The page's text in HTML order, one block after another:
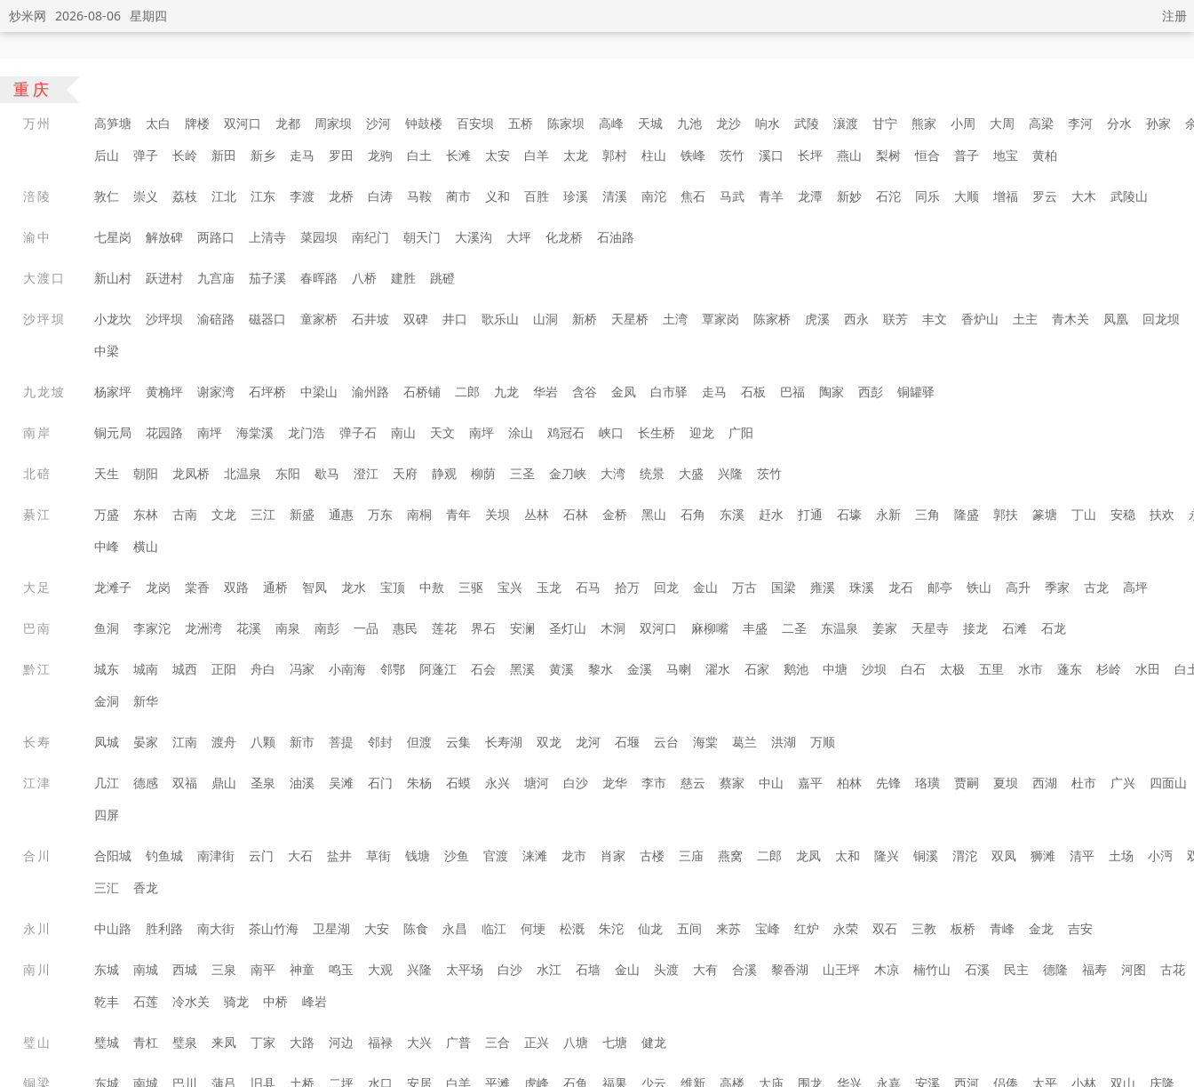
炒米网 2026-08-06 星期四 注册
重庆
万州 高笋塘 太白 牌楼 双河口 龙都 周家坝 沙河 钟鼓楼 百安坝 五桥 陈家坝 高峰 天城 九池 龙沙 响水 武陵 瀼渡 甘宁 熊家 小周 大周 高梁 李河 分水 孙家
后山
弹子 长岭 新田 新乡 走马 罗田 龙驹 白土 长滩 太安 白羊 太龙 郭村 柱山 铁峰 茨竹 溪口 长坪 燕山 梨树 恒合 普子 地宝 黄柏
涪陵 敦仁 崇义 荔枝 江北 江东 李渡 龙桥 白涛 马鞍 蔺市 义和 百胜 珍溪 清溪 南沱 焦石 马武 青羊 龙潭 新妙 石沱 同乐 大顺 增福 罗云 大木 武陵山
渝中 七星岗 解放碑 两路口 上清寺 菜园坝 南纪门 朝天门 大溪沟 大坪 化龙桥 石油路
大渡口 新山村 跃进村 九宫庙 茄子溪 春晖路 八桥 建胜 跳磴
沙坪坝 小龙坎 沙坪坝 渝碚路 磁器口 童家桥 石井坡 双碑 井口 歌乐山 山洞 新桥 天星桥 土湾 覃家岗 陈家桥 虎溪 西永 联芳 丰文 香炉山 土主 青木关 凤凰
回龙坝
中梁
九龙坡 杨家坪 黄桷坪 谢家湾 石坪桥 中梁山 渝州路 石桥铺 二郎 九龙 华岩 含谷 金凤 白市驿 走马 石板 巴福 陶家 西彭 铜罐驿
南岸 铜元局 花园路 南坪 海棠溪 龙门浩 弹子石 南山 天文 南坪 涂山 鸡冠石 峡口 长生桥 迎龙 广阳
北碚 天生 朝阳 龙凤桥 北温泉 东阳 歇马 澄江 天府 静观 柳荫 三圣 金刀峡 大湾 统景 大盛 兴隆 茨竹
綦江 万盛 东林 古南 文龙 三江 新盛 通惠 万东 南桐 青年 关坝 丛林 石林 金桥 黑山 石角 东溪 赶水 打通 石壕 永新 三角 隆盛 郭扶 篆塘 丁山 安稳 扶欢
中峰
横山
大足 龙滩子 龙岗 棠香 双路 通桥 智凤 龙水 宝顶 中敖 三驱 宝兴 玉龙 石马 拾万 回龙 金山 万古 国梁 雍溪 珠溪 龙石 邮亭 铁山 高升 季家 古龙 高坪
巴南 鱼洞 李家沱 龙洲湾 花溪 南泉 南彭 一品 惠民 莲花 界石 安澜 圣灯山 木洞 双河口 麻柳嘴 丰盛 二圣 东温泉 姜家 天星寺 接龙 石滩 石龙
黔江 城东 城南 城西 正阳 舟白 冯家 小南海 邻鄂 阿蓬江 石会 黑溪 黄溪 黎水 金溪 马喇 濯水 石家 鹅池 中塘 沙坝 白石 太极 五里 水市 蓬东 杉岭 水田
白
金洞
新华
长寿 凤城 晏家 江南 渡舟 八颗 新市 菩提 邻封 但渡 云集 长寿湖 双龙 龙河 石堰 云台 海棠 葛兰 洪湖 万顺
江津 几江 德感 双福 鼎山 圣泉 油溪 吴滩 石门 朱杨 石蟆 永兴 塘河 白沙 龙华 李市 慈云 蔡家 中山 嘉平 柏林 先锋 珞璜 贾嗣 夏坝 西湖 杜市 广兴
四面山
四屏
合川 合阳城 钓鱼城 南津街 云门 大石 盐井 草街 钱塘 沙鱼 官渡 涞滩 龙市 肖家 古楼 三庙 燕窝 二郎 龙凤 太和 隆兴 铜溪 渭沱 双凤 狮滩 清平 土场 小沔
三汇
香龙
永川 中山路 胜利路 南大街 茶山竹海 卫星湖 大安 陈食 永昌 临江 何埂 松溉 朱沱 仙龙 五间 来苏 宝峰 红炉 永荣 双石 三教 板桥 青峰 金龙 吉安
南川 东城 南城 西城 三泉 南平 神童 鸣玉 大观 兴隆 太平场 白沙 水江 石墙 金山 头渡 大有 合溪 黎香湖 山王坪 木凉 楠竹山 石溪 民主 德隆 福寿 河图
古花
乾丰
石莲 冷水关 骑龙 中桥 峰岩
璧山 璧城 青杠 璧泉 来凤 丁家 大路 河边 福禄 大兴 广普 三合 正兴 八塘 七塘 健龙
铜梁 东城 南城 巴川 蒲吕 旧县 土桥 二坪 水口 安居 白羊 平滩 虎峰 石鱼 福果 少云 维新 高楼 大庙 围龙 华兴 永嘉 安溪 西河 侣俸 太平 小林 双山 庆隆